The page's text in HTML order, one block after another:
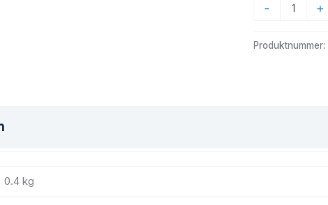
- +
Produktnummer:
0.4 kg